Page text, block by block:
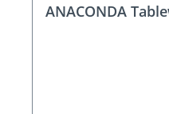
ANACONDA